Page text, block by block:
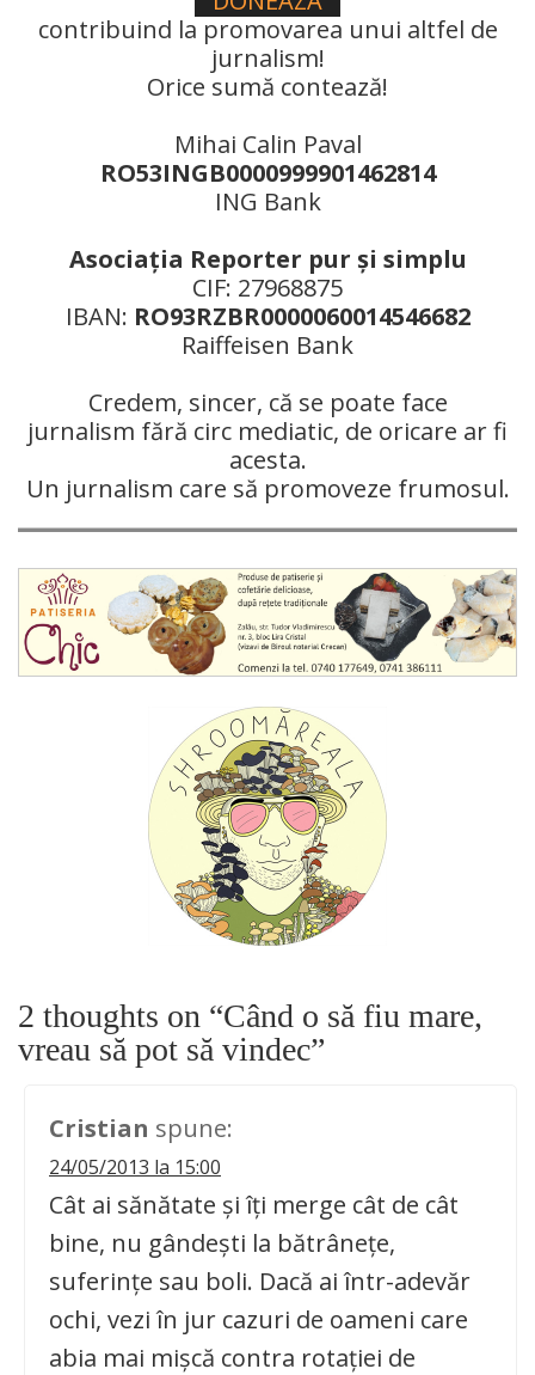
contribuind la promovarea unui altfel de
jurnalism!
Orice sumă contează!
Mihai Calin Paval
RO53INGB0000999901462814
ING Bank
Asociaţia Reporter pur şi simplu
CIF: 27968875
IBAN: RO93RZBR0000060014546682
Raiffeisen Bank
Credem, sincer, că se poate face
jurnalism fără circ mediatic, de oricare ar fi
acesta.
Un jurnalism care să promoveze frumosul.
2 thoughts on “Când o să fiu mare,
vreau să pot să vindec”
Cristian spune:
24/05/2013 la 15:00
Cât ai sănătate şi îţi merge cât de cât
bine, nu gândeşti la bătrâneţe,
suferinţe sau boli. Dacă ai într-adevăr
ochi, vezi în jur cazuri de oameni care
abia mai mişcă contra rotaţiei de